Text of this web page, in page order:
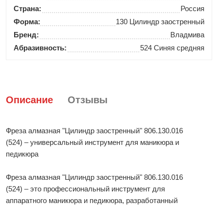
Страна:
Россия
Форма:
130 Цилиндр заостренный
Бренд:
Владмива
Абразивность:
524 Синяя средняя
Описание Отзывы
Фреза алмазная "Цилиндр заостренный" 806.130.016
(524) – универсальный инструмент для маникюра и
педикюра
Фреза алмазная "Цилиндр заостренный" 806.130.016
(524) – это профессиональный инструмент для
аппаратного маникюра и педикюра, разработанный